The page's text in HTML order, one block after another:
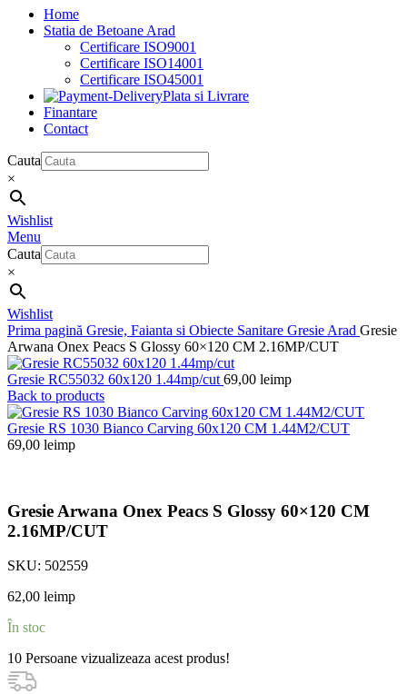
Home
Statia de Betoane Arad
Certificare ISO9001
Certificare ISO14001
Certificare ISO45001
Plata si Livrare
Finantare
Contact
Cauta
×
Wishlist
Menu
Cauta
×
Wishlist
Prima pagină Gresie, Faianta si Obiecte Sanitare Gresie Arad Gresie
Arwana Onex Peacs S Glossy 60×120 CM 2.16MP/CUT
Gresie RC55032 60x120 1.44mp/cut 69,00 leimp
Back to products
Gresie RS 1030 Bianco Carving 60x120 CM 1.44M2/CUT
69,00 leimp
Gresie Arwana Onex Peacs S Glossy 60×120 CM
2.16MP/CUT
SKU: 502559
62,00 leimp
În stoc
10 Persoane vizualizeaza acest produs!